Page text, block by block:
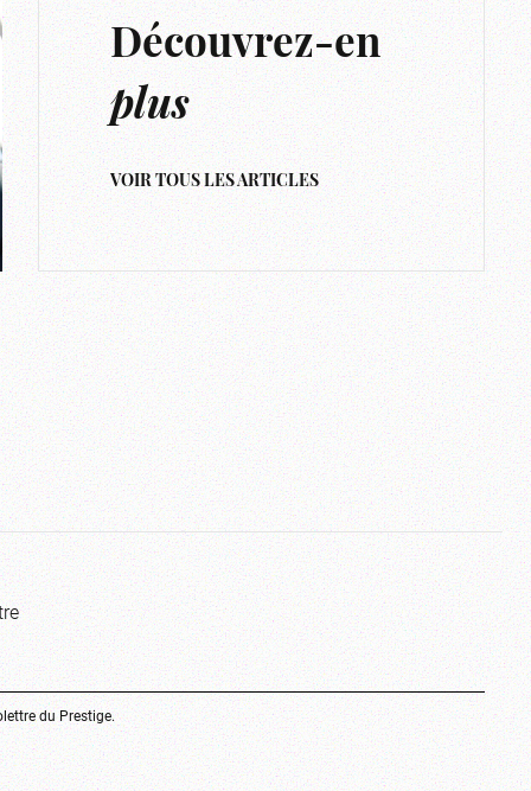
Découvrez-en
plus
VOIR TOUS LES ARTICLES
du Prestige.